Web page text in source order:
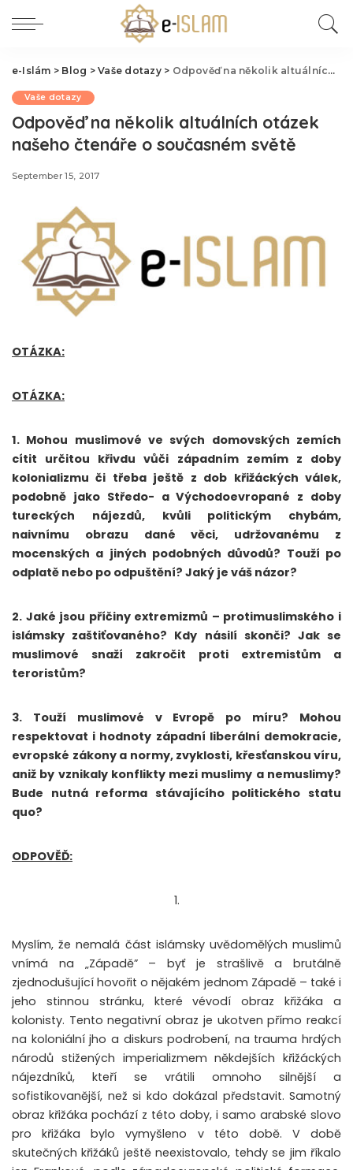
e-Islám > Blog >Vaše dotazy> Odpověď na několik altuálních otázek našeho čtenáře o současném světě
Vaše dotazy
Odpověď na několik altuálních otázek
našeho čtenáře o současném světě
September 15, 2017
OTÁZKA:
OTÁZKA:
1. Mohou muslimové ve svých domovských zemích
cítit určitou křivdu vůči západním zemím z doby
kolonializmu či třeba ještě z dob křižáckých válek,
podobně jako Středo- a Východoevropané z doby
tureckých nájezdů, kvůli politickým chybám,
naivnímu obrazu dané věci, udržovanému z
mocenských a jiných podobných důvodů? Touží po
odplatě nebo po odpuštění? Jaký je váš názor?
2. Jaké jsou příčiny extremizmů – protimuslimského i
islámsky zaštiťovaného? Kdy násilí skonči? Jak se
muslimové snaží zakročit proti extremistům a
teroristům?
3. Touží muslimové v Evropě po míru? Mohou
respektovat i hodnoty západní liberální demokracie,
evropské zákony a normy, zvyklosti, křesťanskou víru,
aniž by vznikaly konflikty mezi muslimy a nemuslimy?
Bude nutná reforma stávajícího politického statu
quo?
ODPOVĚĎ:
1.
Myslím, že nemalá část islámsky uvědomělých muslimů
vnímá na „Západě” – byť je strašlivě a brutálně
zjednodušující hovořit o nějakém jednom Západě – také i
jeho stinnou stránku, které vévodí obraz křižáka a
kolonisty. Tento negativní obraz je ukotven přímo reakcí
na koloniální jho a diskurs podrobení, na trauma hrdých
národů stižených imperializmem někdejších křižáckých
nájezdníků, kteří se vrátili omnoho silnější a
sofistikovanější, než si kdo dokázal představit. Samotný
obraz křižáka pochází z této doby, i samo arabské slovo
pro křižáka bylo vymyšleno v této době. V době
skutečných křižáků ještě neexistovalo, tehdy se jim říkalo